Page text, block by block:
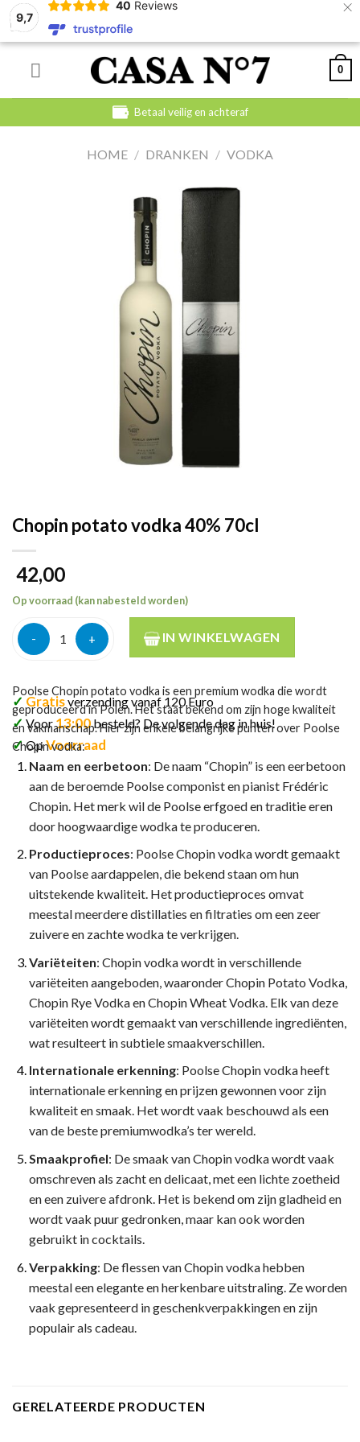
9,7
40 Reviews ×
Skip
0
Betaal veilig en achteraf
HOME / DRANKEN / VODKA
Chopin potato vodka 40% 70cl
42,00
Op voorraad (kan nabesteld worden)
Chopin potato vodka 40% 70cl aantalIN WINKELWAGEN
✓Gratisverzending vanaf 120 Euro
✓Voor13:00 besteld? De volgende dag in huis!
✓OpVoorraad
Poolse Chopin potato vodka is een premium wodka die wordt
geproduceerd in Polen. Het staat bekend om zijn hoge kwaliteit
en vakmanschap. Hier zijn enkele belangrijke punten over Poolse
Chopin vodka:
Naam en eerbetoon: De naam “Chopin” is een eerbetoon
aan de beroemde Poolse componist en pianist Frédéric
Chopin. Het merk wil de Poolse erfgoed en traditie eren
door hoogwaardige wodka te produceren.
Productieproces: Poolse Chopin vodka wordt gemaakt
van Poolse aardappelen, die bekend staan om hun
uitstekende kwaliteit. Het productieproces omvat
meestal meerdere distillaties en filtraties om een zeer
zuivere en zachte wodka te verkrijgen.
Variëteiten: Chopin vodka wordt in verschillende
variëteiten aangeboden, waaronder Chopin Potato Vodka,
Chopin Rye Vodka en Chopin Wheat Vodka. Elk van deze
variëteiten wordt gemaakt van verschillende ingrediënten,
wat resulteert in subtiele smaakverschillen.
Internationale erkenning: Poolse Chopin vodka heeft
internationale erkenning en prijzen gewonnen voor zijn
kwaliteit en smaak. Het wordt vaak beschouwd als een
van de beste premiumwodka’s ter wereld.
Smaakprofiel: De smaak van Chopin vodka wordt vaak
omschreven als zacht en delicaat, met een lichte zoetheid
en een zuivere afdronk. Het is bekend om zijn gladheid en
wordt vaak puur gedronken, maar kan ook worden
gebruikt in cocktails.
Verpakking: De flessen van Chopin vodka hebben
meestal een elegante en herkenbare uitstraling. Ze worden
vaak gepresenteerd in geschenkverpakkingen en zijn
populair als cadeau.
GERELATEERDE PRODUCTEN